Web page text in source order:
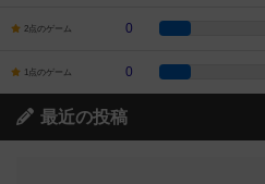
2点のゲーム 0
1点のゲーム 0
最近の投稿